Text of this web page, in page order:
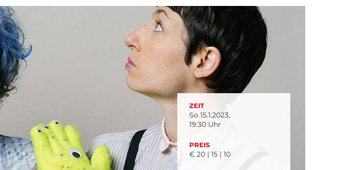
ZEIT
So 15.1.2023,
19:30 Uhr
PREIS
€ 20 | 15 | 10